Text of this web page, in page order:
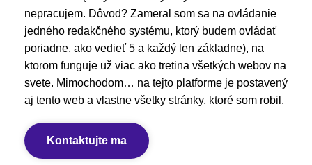
nepracujem. Dôvod? Zameral som sa na ovládanie
jedného redakčného systému, ktorý budem ovládať
poriadne, ako vedieť 5 a každý len základne), na
ktorom funguje už viac ako tretina všetkých webov na
svete. Mimochodom… na tejto platforme je postavený
aj tento web a vlastne všetky stránky, ktoré som robil.
Kontaktujte ma